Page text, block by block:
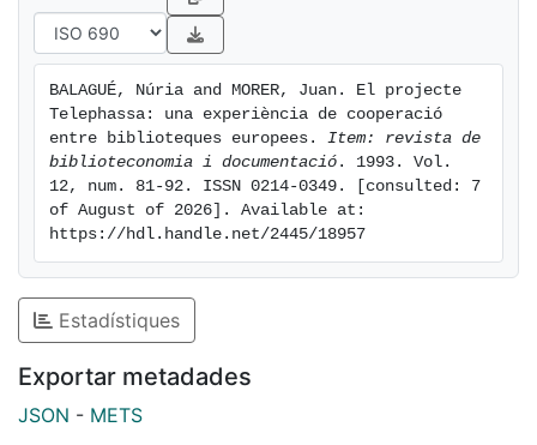
BALAGUÉ, Núria and MORER, Juan. El projecte
Telephassa: una experiència de cooperació
entre biblioteques europees. Item: revista de
biblioteconomia i documentació . 1993. Vol.
12, num. 81-92. ISSN 0214-0349. [consulted: 7
of August of 2026]. Available at:
https://hdl.handle.net/2445/18957
Estadístiques
Exportar metadades
JSON - METS